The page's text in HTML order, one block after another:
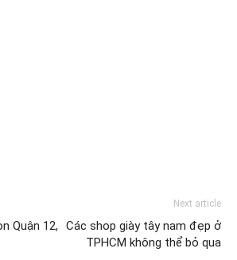
Quận 12,
Next article
Các shop giày tây nam đẹp ở
TPHCM không thể bỏ qua